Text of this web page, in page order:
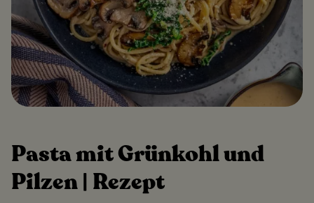
Pasta mit Grünkohl und
Pilzen | Rezept